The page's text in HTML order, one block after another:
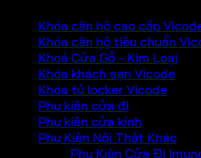
Khóa căn hộ cao cấp
Khóa căn hộ tiêu chuẩn
Khoá Cửa Gỗ - Kim Loại
Khóa khách sạn Vicode
Khóa tủ locker Vicode
Phụ kiện cửa đi
Phụ kiện cửa kính
Phụ Kiện Nội Thất Khác
Phụ Kiện Cửa Đi